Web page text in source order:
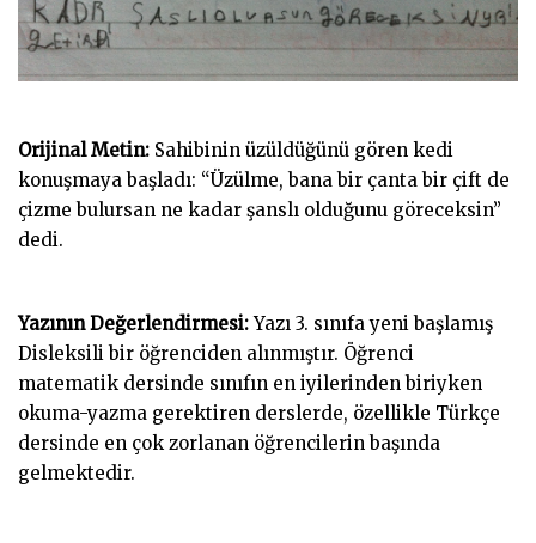
Orijinal Metin: Sahibinin üzüldüğünü gören kedi
konuşmaya başladı: “Üzülme, bana bir çanta bir çift de
çizme bulursan ne kadar şanslı olduğunu göreceksin”
dedi.
Yazının Değerlendirmesi: Yazı 3. sınıfa yeni başlamış
Disleksili bir öğrenciden alınmıştır. Öğrenci
matematik dersinde sınıfın en iyilerinden biriyken
okuma-yazma gerektiren derslerde, özellikle Türkçe
dersinde en çok zorlanan öğrencilerin başında
gelmektedir.